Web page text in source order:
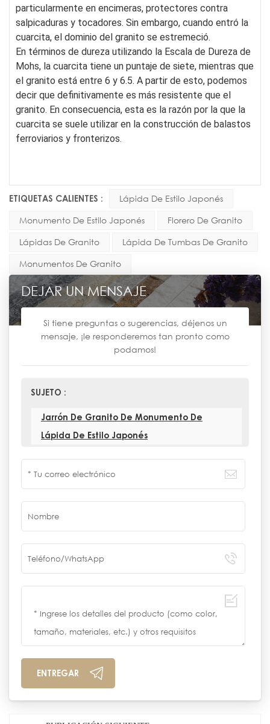
particularmente en encimeras, protectores contra
salpicaduras y tocadores. Sin embargo, cuando entró la
cuarcita, el dominio del granito se estremeció.
En términos de dureza utilizando la Escala de Dureza de
Mohs, la cuarcita tiene un puntaje de siete, mientras que
el granito está entre 6 y 6.5. A partir de esto, podemos
decir que definitivamente es más resistente que el
granito. En consecuencia, esta es la razón por la que la
cuarcita se suele utilizar en la construcción de balastos
ferroviarios y fronterizos.
ETIQUETAS CALIENTES : Lápida De Estilo Japonés
Monumento De Estilo Japonés Florero De Granito
Lápidas De Granito Lápida De Tumbas De Granito
Monumentos De Granito
DEJAR UN MENSAJE
Si tiene preguntas o sugerencias, déjenos un
mensaje, ¡le responderemos tan pronto como
podamos!
SUJETO :
Jarrón De Granito De Monumento De
Lápida De Estilo Japonés